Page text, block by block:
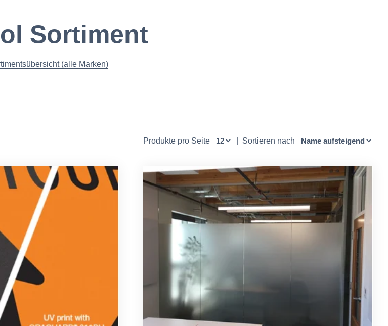
Sortiment
(alle Marken)
Produkte pro Seite Sortieren nach